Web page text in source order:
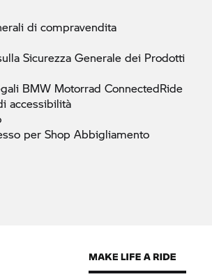
dicompravendita
Sicurezza Generale dei Prodotti
BMW Motorrad ConnectedRide
accessibilità
per ShopAbbigliamento